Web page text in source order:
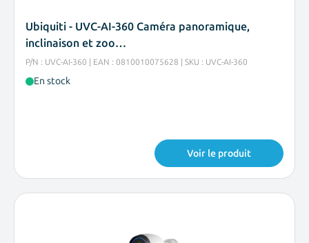
Ubiquiti - UVC-AI-360 Caméra panoramique,
inclinaison et zoo…
P/N : UVC-AI-360 | EAN : 0810010075628 | SKU : UVC-AI-360
En stock
Voir le produit